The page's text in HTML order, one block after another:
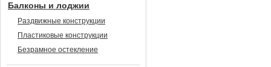
Балконы и лоджии
Раздвижные конструкции
Пластиковые конструкции
Безрамное остекление